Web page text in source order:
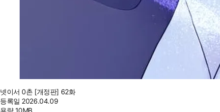
넷이서 0촌 [개정판] 62화
등록일 2026.04.09
용량10MB